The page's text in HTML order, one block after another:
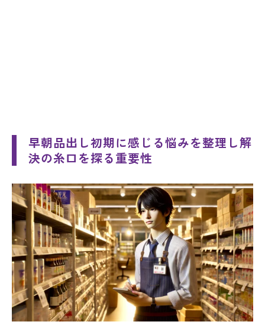
早朝品出し初期に感じる悩みを整理し解
決の糸口を探る重要性